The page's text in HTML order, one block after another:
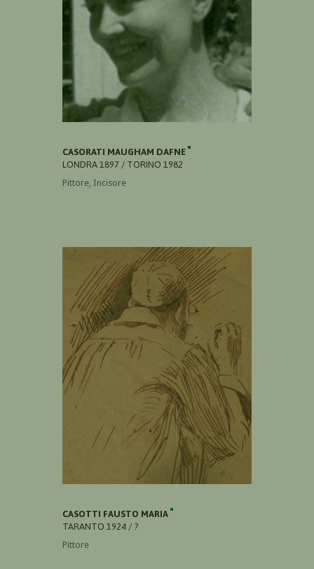
CASORATI MAUGHAM DAFNE
LONDRA 1897 / TORINO 1982
Pittore, Incisore
CASOTTI FAUSTO MARIA
TARANTO 1924 / ?
Pittore